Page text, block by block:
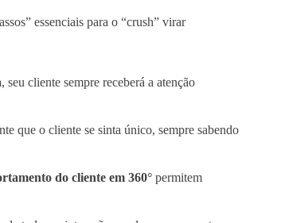
essenciais para o “crush” virar
, seu cliente sempre receberá a atenção
que o cliente se sinta único, sempre sabendo
do cliente em 360° permitem